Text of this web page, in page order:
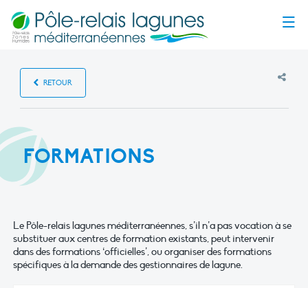
RETOUR
FORMATIONS
Le Pôle-relais lagunes méditerranéennes, s’il n’a pas vocation à se
substituer aux centres de formation existants, peut intervenir
dans des formations ‘officielles’, ou organiser des formations
spécifiques à la demande des gestionnaires de lagune.